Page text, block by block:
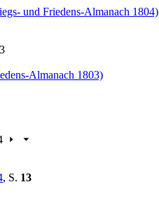
und Friedens-Almanach 1804)
Almanach 1803)
, S. 13